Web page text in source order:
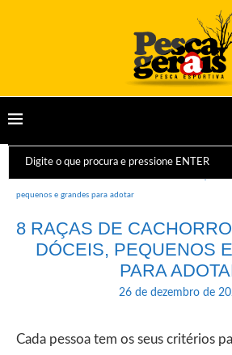
pequenos e grandes para adotar
8 RAÇAS DE
DÓCEIS, PEQUENOS
PARA
26 de dezembro de
Cada pessoa tem os seus critérios